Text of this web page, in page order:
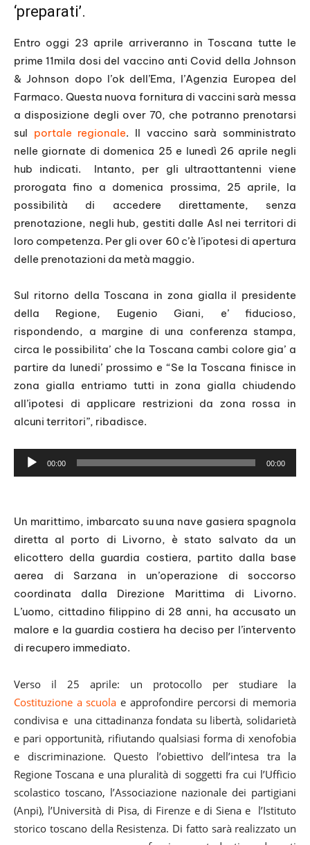
‘preparati’.
Entro oggi 23 aprile arriveranno in Toscana tutte le
prime 11mila dosi del vaccino anti Covid della Johnson
& Johnson dopo l’ok dell’Ema, l’Agenzia Europea del
Farmaco. Questa nuova fornitura di vaccini sarà messa
a disposizione degli over 70, che potranno prenotarsi
sul portale regionale. Il vaccino sarà somministrato
nelle giornate di domenica 25 e lunedì 26 aprile negli
hub indicati. Intanto, per gli ultraottantenni viene
prorogata fino a domenica prossima, 25 aprile, la
possibilità di accedere direttamente, senza
prenotazione, negli hub, gestiti dalle Asl nei territori di
loro competenza. Per gli over 60 c’è l’ipotesi di apertura
delle prenotazioni da metà maggio.
Sul ritorno della Toscana in zona gialla il presidente
della Regione, Eugenio Giani, e’ fiducioso,
rispondendo, a margine di una conferenza stampa,
circa le possibilita’ che la Toscana cambi colore gia’ a
partire da lunedi’ prossimo e “Se la Toscana finisce in
zona gialla entriamo tutti in zona gialla chiudendo
all’ipotesi di applicare restrizioni da zona rossa in
alcuni territori”, ribadisce.
u
o
P
l
a
y
e
r
00:00 00:00
Un marittimo, imbarcato su una nave gasiera spagnola
diretta al porto di Livorno, è stato salvato da un
elicottero della guardia costiera, partito dalla base
aerea di Sarzana in un’operazione di soccorso
coordinata dalla Direzione Marittima di Livorno.
L’uomo, cittadino filippino di 28 anni, ha accusato un
malore e la guardia costiera ha deciso per l’intervento
di recupero immediato.
Verso il 25 aprile: un protocollo per studiare la
Costituzione a scuola e approfondire percorsi di memoria
condivisa e una cittadinanza fondata su libertà, solidarietà
e pari opportunità, rifiutando qualsiasi forma di xenofobia
e discriminazione. Questo l’obiettivo dell’intesa tra la
Regione Toscana e una pluralità di soggetti fra cui l’Ufficio
scolastico toscano, l’Associazione nazionale dei partigiani
(Anpi), l’Università di Pisa, di Firenze e di Siena e l’Istituto
storico toscano della Resistenza. Di fatto sarà realizzato un